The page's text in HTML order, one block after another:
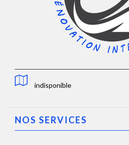
indisponible
NOS SERVICES